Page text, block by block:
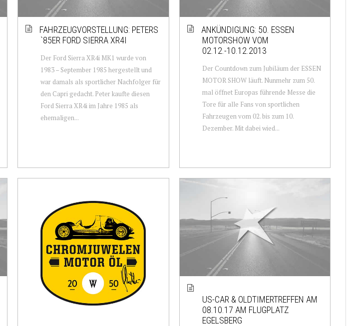
FAHRZEUGVORSTELLUNG: PETERS
`85ER FORD SIERRA XR4I
Der Ford Sierra XR4i MK1 wurde von
1983 – September 1985 hergestellt und
war damals als sportlicher Nachfolger für
den Capri gedacht. Peter kaufte diesen
Ford Sierra XR4i im Jahre 1985 als
ehemaligen...
ANKÜNDIGUNG: 50. ESSEN
MOTORSHOW VOM
02.12.-10.12.2013
Der Countdown zum Jubiläum der ESSEN
MOTOR SHOW läuft. Nunmehr zum 50.
mal öffnet Europas führende Messe die
Tore für alle Fans von sportlichen
Fahrzeugen vom 02. bis zum 10.
Dezember. Mit dabei wied...
US-CAR & OLDTIMERTREFFEN AM
08.10.17 AM FLUGPLATZ
EGELSBERG